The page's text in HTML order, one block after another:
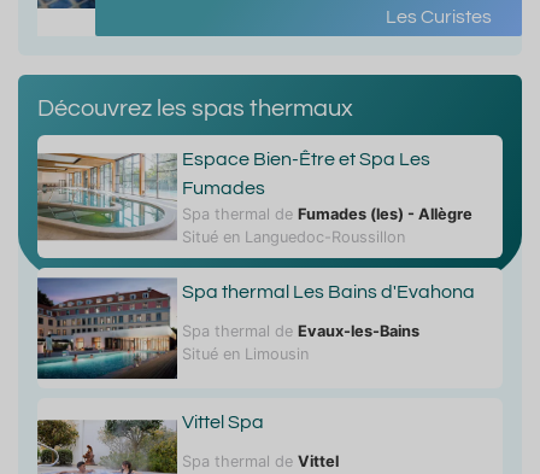
Les Curistes
Découvrez les spas thermaux
Espace Bien-Être et Spa Les
Fumades
Spa thermal de Fumades (les) - Allègre
Situé en Languedoc-Roussillon
Spa thermal Les Bains d'Evahona
Spa thermal de Evaux-les-Bains
Situé en Limousin
Vittel Spa
Spa thermal de Vittel